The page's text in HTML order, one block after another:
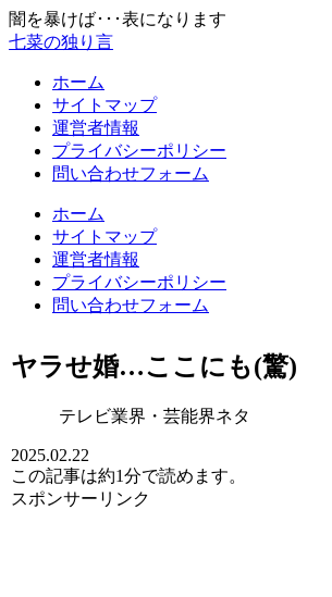
闇を暴けば･･･表になります
七菜の独り言
ホーム
サイトマップ
運営者情報
プライバシーポリシー
問い合わせフォーム
ホーム
サイトマップ
運営者情報
プライバシーポリシー
問い合わせフォーム
ヤラせ婚…ここにも(驚)
テレビ業界・芸能界ネタ
2025.02.22
この記事は約1分で読めます。
スポンサーリンク